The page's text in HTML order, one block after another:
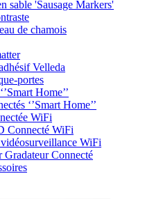
sable 'Sausage Markers'
de chamois
Velleda
portes
Home’’
‘’Smart Home’’
WiFi
Connecté WiFi
WiFi
Gradateur Connecté